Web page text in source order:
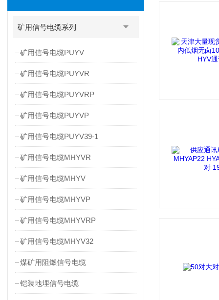
矿用信号电缆系列
矿用信号电缆PUYV
矿用信号电缆PUYVR
矿用信号电缆PUYVRP
矿用信号电缆PUYVP
矿用信号电缆PUYV39-1
矿用信号电缆MHYVR
矿用信号电缆MHYV
矿用信号电缆MHYVP
矿用信号电缆MHYVRP
矿用信号电缆MHYV32
煤矿用阻燃信号电缆
铠装地埋信号电缆